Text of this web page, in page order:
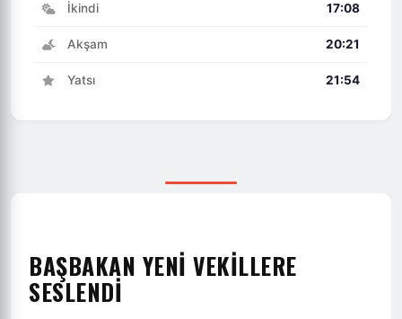
İkindi 17:08
Akşam 20:21
Yatsı 21:54
BAŞBAKAN YENI VEKILLERE
SESLENDI